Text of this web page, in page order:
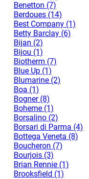
Benetton (7)
Berdoues (14)
Best Company (1)
Betty Barclay (6)
Bijan (2)
Bijou (1)
Biotherm (7)
Blue Up (1)
Blumarine (2)
Boa (1)
Bogner (8)
Boheme (1)
Borsalino (2)
Borsari di Parma (4)
Bottega Veneta (8)
Boucheron (7)
Bourjois (3)
Brian Rennie (1)
Brooksfield (1)